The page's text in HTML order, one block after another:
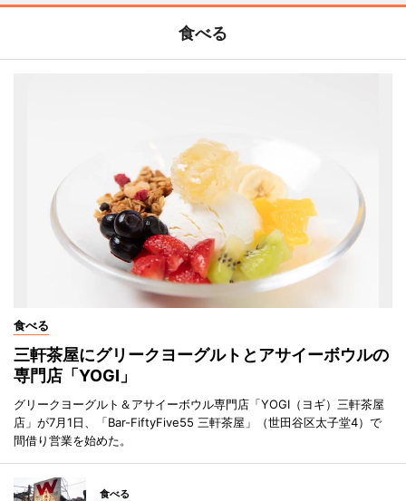
食べる
食べる
三軒茶屋にグリークヨーグルトとアサイーボウルの
専門店「YOGI」
グリークヨーグルト＆アサイーボウル専門店「YOGI（ヨギ）三軒茶屋
店」が7月1日、「Bar-FiftyFive55 三軒茶屋」（世田谷区太子堂4）で
間借り営業を始めた。
食べる